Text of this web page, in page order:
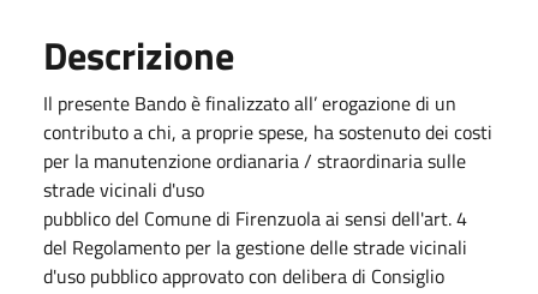
Descrizione
Il presente Bando è finalizzato all’ erogazione di un
contributo a chi, a proprie spese, ha sostenuto dei costi
per la manutenzione ordianaria / straordinaria sulle
strade vicinali d'uso
pubblico del Comune di Firenzuola ai sensi dell'art. 4
del Regolamento per la gestione delle strade vicinali
d'uso pubblico approvato con delibera di Consiglio